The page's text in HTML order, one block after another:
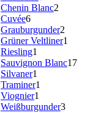
Produkt
Chenin Blanc2
Cuvée66
Produkte
Grauburgunder2
Produkte
Grüner Veltliner1
Riesling1
Produkt
Sauvignon Blanc1717
Silvaner1
Produkt
Traminer1
Viognier1
Produkt
Weißburgunder33